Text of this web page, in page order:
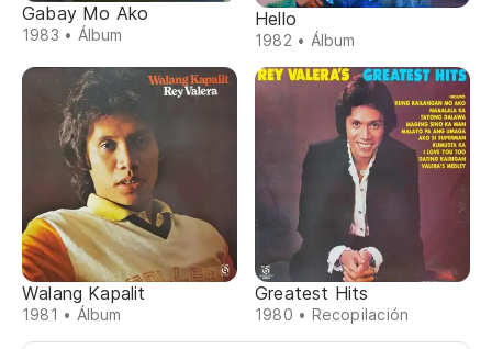
Gabay Mo Ako
1983 • Álbum
Hello
1982 • Álbum
Walang Kapalit
1981 • Álbum
Greatest Hits
1980 • Recopilación